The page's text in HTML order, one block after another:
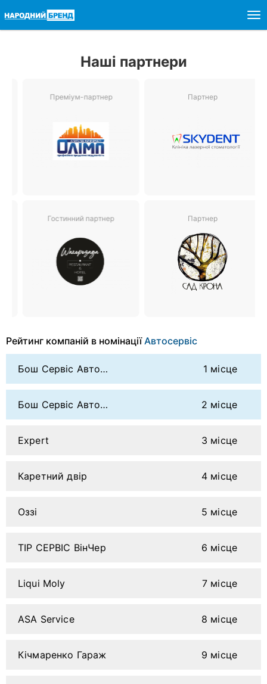
Наші партнери
Преміум-партнер
партнер
Рейтинг компаній в номінації Автосервіс
Бош Сервіс Автопростір 1 місце
Бош Сервіс Автодром 2 місце
Expert 3 місце
Каретний двір 4 місце
Оззі 5 місце
ТІР СЕРВІС ВінЧер 6 місце
Liqui Moly 7 місце
ASA Service 8 місце
Кічмаренко Гараж 9 місце